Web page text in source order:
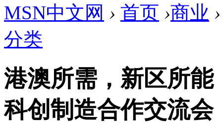
MSN中文网 › 首页 ›商业 ›
分类
港澳所需，新区所
科创制造合作交流会